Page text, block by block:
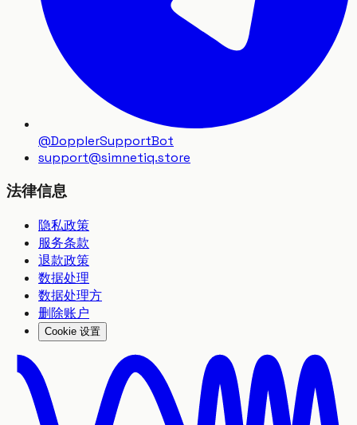
@DopplerSupportBot
support@simnetiq.store
法律信息
隐私政策
服务条款
退款政策
数据处理
数据处理方
删除账户
Cookie 设置